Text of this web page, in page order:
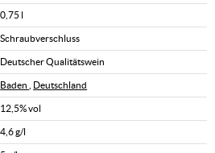
0,75 l
Schraubverschluss
Deutscher Qualitätswein
Baden Deutschland
12,5% vol
4,6 g/l